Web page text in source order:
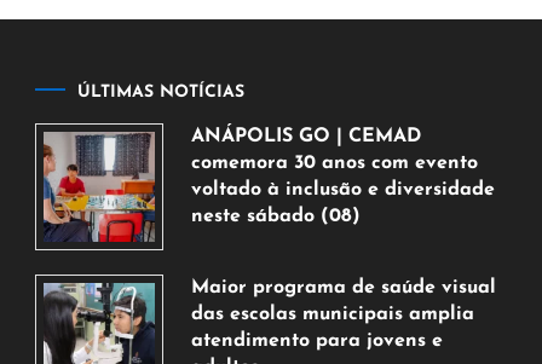
ÚLTIMAS NOTÍCIAS
ANÁPOLIS GO | CEMAD
comemora 30 anos com evento
voltado à inclusão e diversidade
neste sábado (08)
de
agosto
de
Maior programa de saúde visual
das escolas municipais amplia
atendimento para jovens e